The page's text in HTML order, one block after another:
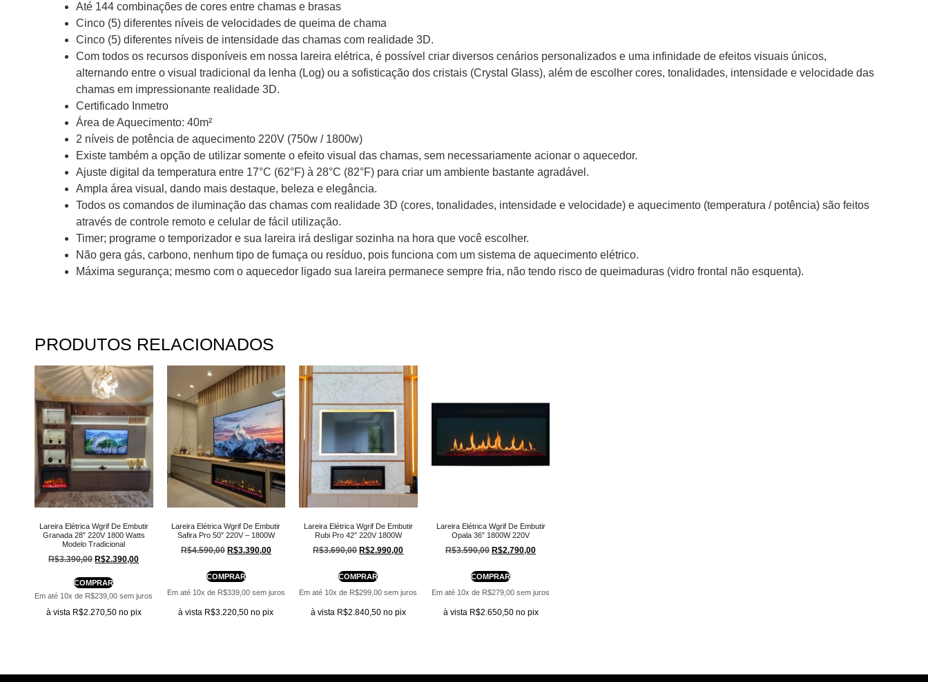
Até 144 combinações de cores entre chamas e brasas
Cinco (5) diferentes níveis de velocidades de queima de chama
Cinco (5) diferentes níveis de intensidade das chamas com realidade 3D.
Com todos os recursos disponíveis em nossa lareira elétrica, é possível criar diversos cenários personalizados e uma infinidade de efeitos visuais únicos,
alternando entre o visual tradicional da lenha (Log) ou a sofisticação dos cristais (Crystal Glass), além de escolher cores, tonalidades, intensidade e velocidade das
chamas em impressionante realidade 3D.
Certificado Inmetro
Área de Aquecimento: 40m²
2 níveis de potência de aquecimento 220V (750w / 1800w)
Existe também a opção de utilizar somente o efeito visual das chamas, sem necessariamente acionar o aquecedor.
Ajuste digital da temperatura entre 17°C (62°F) à 28°C (82°F) para criar um ambiente bastante agradável.
Ampla área visual, dando mais destaque, beleza e elegância.
Todos os comandos de iluminação das chamas com realidade 3D (cores, tonalidades, intensidade e velocidade) e aquecimento (temperatura / potência) são feitos
através de controle remoto e celular de fácil utilização.
Timer; programe o temporizador e sua lareira irá desligar sozinha na hora que você escolher.
Não gera gás, carbono, nenhum tipo de fumaça ou resíduo, pois funciona com um sistema de aquecimento elétrico.
Máxima segurança; mesmo com o aquecedor ligado sua lareira permanece sempre fria, não tendo risco de queimaduras (vidro frontal não esquenta).
PRODUTOS RELACIONADOS
Lareira Elétrica Wgrif De Embutir
Granada 28″ 220V 1800 Watts
Modelo Tradicional
R$3.390,00 R$2.390,00
COMPRAR
Em até 10x de R$239,00 sem juros
à vista R$2.270,50 no pix
Lareira Elétrica Wgrif De Embutir
Safira Pro 50″ 220V – 1800W
R$4.590,00 R$3.390,00
COMPRAR
Em até 10x de R$339,00 sem juros
à vista R$3.220,50 no pix
Lareira Elétrica Wgrif De Embutir
Rubi Pro 42″ 220V 1800W
R$3.690,00 R$2.990,00
COMPRAR
Em até 10x de R$299,00 sem juros
à vista R$2.840,50 no pix
Lareira Elétrica Wgrif De Embutir
Opala 36″ 1800W 220V
R$3.590,00 R$2.790,00
COMPRAR
Em até 10x de R$279,00 sem juros
à vista R$2.650,50 no pix